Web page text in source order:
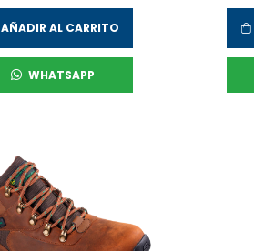
AÑADIR AL CARRITO
WHATSAPP